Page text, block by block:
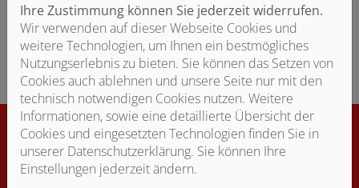
Bitte das Cookie-Consent-Tool öffnen, um die für dieses
Element notwendigen Cookies zu akzeptieren.
Footer - Kontaktdaten und
Kontakt
Ihre Zustimmung können Sie jederzeit widerrufen.
Wir verwenden auf dieser Webseite Cookies und
weitere Technologien, um Ihnen ein bestmögliches
Nutzungserlebnis zu bieten. Sie können das Setzen von
Cookies auch ablehnen und unsere Seite nur mit den
technisch notwendigen Cookies nutzen. Weitere
Informationen, sowie eine detaillierte Übersicht der
Cookies und eingesetzten Technologien finden Sie in
unserer Datenschutzerklärung. Sie können Ihre
Einstellungen jederzeit ändern.